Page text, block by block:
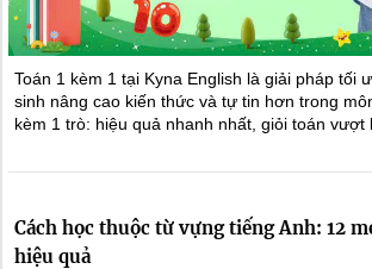
Toán 1 kèm 1 tại Kyna English là giải pháp tối
sinh nâng cao kiến thức và tự tin hơn trong
kèm 1 trò: hiệu quả nhanh nhất, giỏi toán vượt
Cách học thuộc từ vựng tiếng Anh: 12
hiệu quả